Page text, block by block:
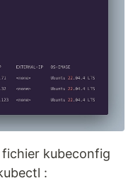
kubeconfig
: